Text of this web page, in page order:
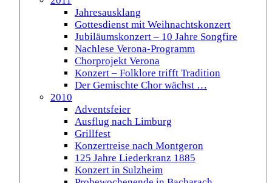
Jahresausklang
Gottesdienst mit Weihnachtskonzert
Jubiläumskonzert – 10 Jahre Songfire
Nachlese Verona-Programm
Chorprojekt Verona
Konzert – Folklore trifft Tradition
Der Gemischte Chor wächst …
2010
Adventsfeier
Ausflug nach Limburg
Grillfest
Konzertreise nach Montgeron
125 Jahre Liederkranz 1885
Konzert in Sulzheim